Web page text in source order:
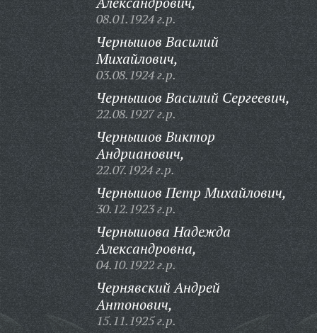
08.01.1924 г.р.
Чернышов Василий
Михайлович,
03.08.1924 г.р.
Чернышов Василий Сергеевич,
22.08.1927 г.р.
Чернышов Виктор
Андрианович,
22.07.1924 г.р.
Чернышов Петр Михайлович,
30.12.1923 г.р.
Чернышова Надежда
Александровна,
04.10.1922 г.р.
Чернявский Андрей
Антонович,
15.11.1925 г.р.